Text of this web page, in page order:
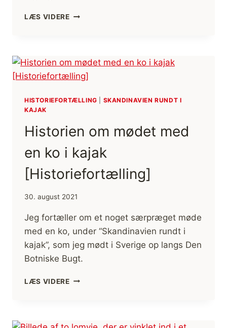
LÆS VIDEREBESØG
KÆMPE!
[HISTORIEFORTÆLLING]
HISTORIEFORTÆLLING
SKANDINAVIEN RUNDT I
KAJAK
Historien om mødet med
en ko i kajak
[Historiefortælling]
30. august 2021
Jeg fortæller om et noget særpræget møde
med en ko, under “Skandinavien rundt i
kajak”, som jeg mødt i Sverige op langs Den
Botniske Bugt.
LÆS VIDEREHISTORIEN